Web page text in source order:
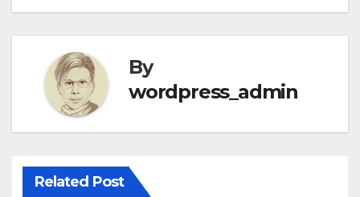
By
wordpress_admin
Related Post